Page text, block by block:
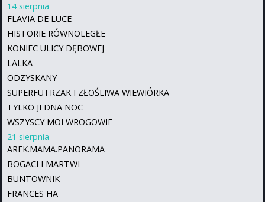
14 sierpnia
FLAVIA DE LUCE
HISTORIE RÓWNOLEGŁE
KONIEC ULICY DĘBOWEJ
LALKA
ODZYSKANY
SUPERFUTRZAK I ZŁOŚLIWA WIEWIÓRKA
TYLKO JEDNA NOC
WSZYSCY MOI WROGOWIE
21 sierpnia
AREK.MAMA.PANORAMA
BOGACI I MARTWI
BUNTOWNIK
FRANCES HA